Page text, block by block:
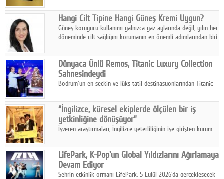
aksiyonu ve karanlık fantastik atmosferi bir araya getirmeyi
sürdürüyor.
Hangi Cilt Tipine Hangi Güneş Kremi Uygun?
Güneş koruyucu kullanımı yalnızca yaz aylarında değil, yılın her
döneminde cilt sağlığını korumanın en önemli adımlarından biri
Dünyaca Ünlü Remos, Titanic Luxury Collection
Sahnesindeydi
Bodrum'un en seçkin ve lüks tatil destinasyonlarından Titanic
yaz etkinlikleri kapsamında uluslararası yıldızları ağırlamaya
devam ediyor
“İngilizce, küresel ekiplerde ölçülen bir iş
yetkinliğine dönüşüyor”
İşveren araştırmaları, İngilizce yeterliliğinin işe girişten kurum
gösteriyor.
LifePark, K-Pop'un Global Yıldızlarını Ağırlamaya
Devam Ediyor
Şehrin etkinlik ormanı LifePark, 5 Eylül 2026'da gerçekleşecek